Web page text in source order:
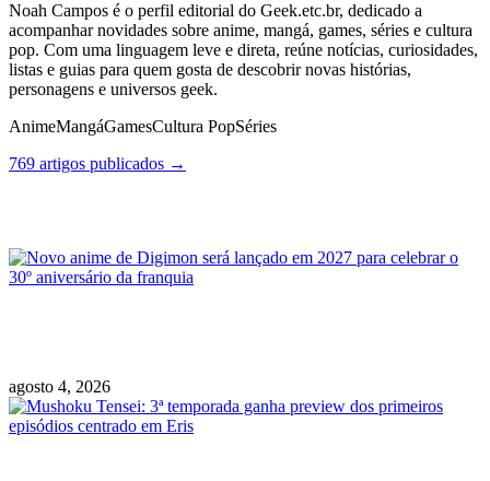
Noah Campos é o perfil editorial do Geek.etc.br, dedicado a
acompanhar novidades sobre anime, mangá, games, séries e cultura
pop. Com uma linguagem leve e direta, reúne notícias, curiosidades,
listas e guias para quem gosta de descobrir novas histórias,
personagens e universos geek.
AnimeMangáGamesCultura PopSéries
769 artigos publicados →
agosto 4, 2026